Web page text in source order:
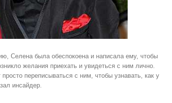
Селена была обеспокоена и написала ему, чтобы
желания приехать и увидеться с ним лично.
переписываться с ним, чтобы узнавать, как у
инсайдер.